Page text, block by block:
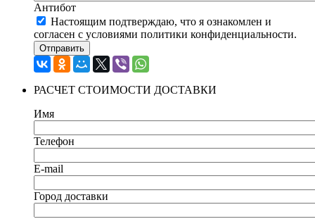
Антибот
Настоящим подтверждаю, что я ознакомлен и
согласен с условиями политики конфиденциальности.
Отправить
РАСЧЕТ СТОИМОСТИ ДОСТАВКИ
Имя
Телефон
E-mail
Город доставки